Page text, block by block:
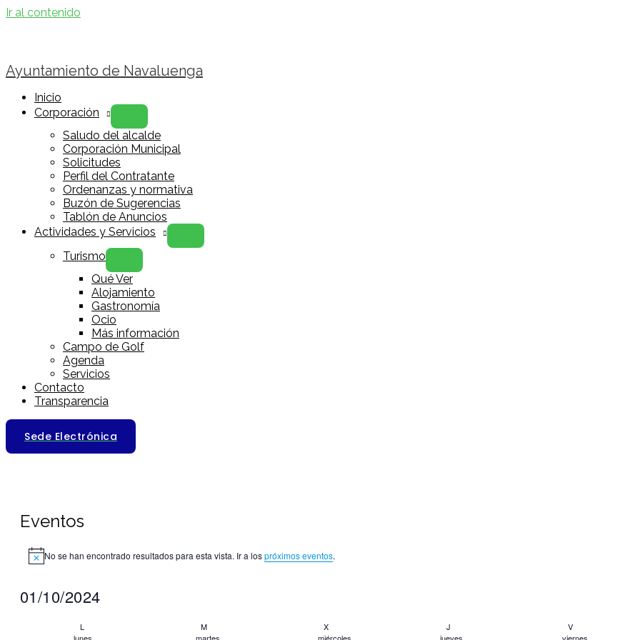
Ir al contenido
Ayuntamiento de Navaluenga
Inicio
Corporación
Saludo del alcalde
Corporación Municipal
Solicitudes
Perfil del Contratante
Ordenanzas y normativa
Buzón de Sugerencias
Tablón de Anuncios
Actividades y Servicios
Turismo
Qué Ver
Alojamiento
Gastronomía
Ocio
Más información
Campo de Golf
Agenda
Servicios
Contacto
Transparencia
Sede Electrónica
Eventos
AvisoNo se han encontrado resultados para esta vista. Ir a lospróximos eventos.
01/10/2024
Calendario
L
M
X
J
V